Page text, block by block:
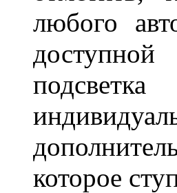
любого
которое